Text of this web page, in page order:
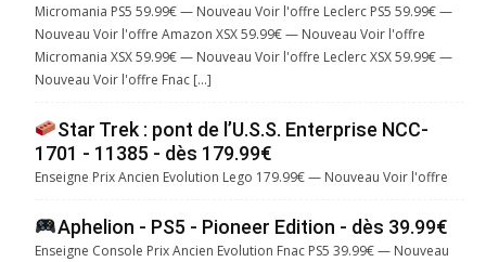
Micromania PS5 59.99€ — Nouveau Voir l'offre Leclerc PS5 59.99€ —
Nouveau Voir l'offre Amazon XSX 59.99€ — Nouveau Voir l'offre
Micromania XSX 59.99€ — Nouveau Voir l'offre Leclerc XSX 59.99€ —
Nouveau Voir l'offre Fnac […]
Star Trek : pont de l’U.S.S. Enterprise NCC-
1701 - 11385 - dès 179.99€
Enseigne Prix Ancien Evolution Lego 179.99€ — Nouveau Voir l'offre
Aphelion - PS5 - Pioneer Edition - dès 39.99€
Enseigne Console Prix Ancien Evolution Fnac PS5 39.99€ — Nouveau